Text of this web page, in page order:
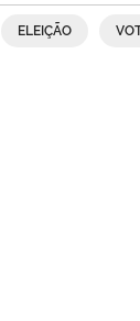
ELEIÇÃO